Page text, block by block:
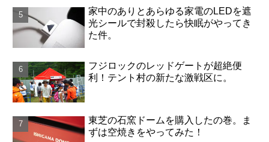
家中のありとあらゆる家電のLEDを遮
光シールで封殺したら快眠がやってき
た件。
フジロックのレッドゲートが超絶便
利！テント村の新たな激戦区に。
東芝の石窯ドームを購入したの巻。ま
ずは空焼きをやってみた！